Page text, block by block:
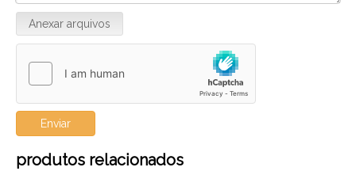
Anexar arquivos
Enviar
produtos relacionados